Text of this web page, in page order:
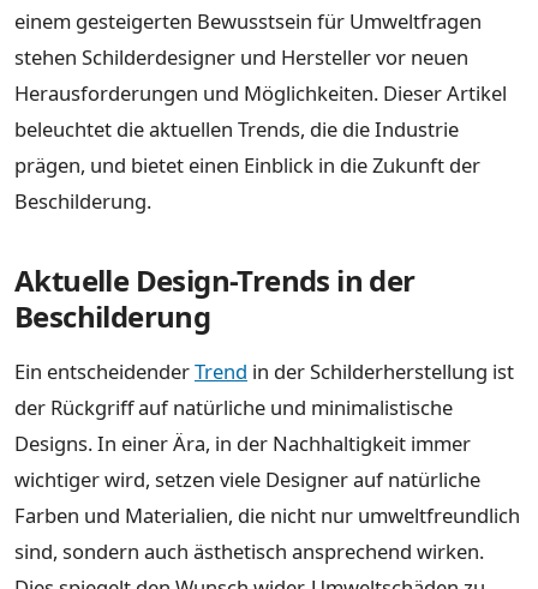
einem gesteigerten Bewusstsein für Umweltfragen
stehen Schilderdesigner und Hersteller vor neuen
Herausforderungen und Möglichkeiten. Dieser Artikel
beleuchtet die aktuellen Trends, die die Industrie
prägen, und bietet einen Einblick in die Zukunft der
Beschilderung.
Aktuelle Design-Trends in der
Beschilderung
Ein entscheidenderTrend in der Schilderherstellung ist
der Rückgriff auf natürliche und minimalistische
Designs. In einer Ära, in der Nachhaltigkeit immer
wichtiger wird, setzen viele Designer auf natürliche
Farben und Materialien, die nicht nur umweltfreundlich
sind, sondern auch ästhetisch ansprechend wirken.